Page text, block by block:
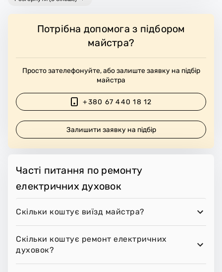
Потрібна допомога з підбором
майстра?
Просто зателефонуйте, або залиште заявку на підбір
майстра
+380 67 440 18 12
Залишити заявку на підбір
Часті питання по ремонту
електричних духовок
Скільки коштує виїзд майстра?
Скільки коштує ремонт електричних
духовок?